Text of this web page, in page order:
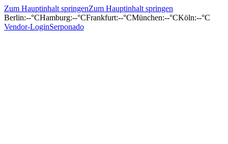
Zum Hauptinhalt springenZum Hauptinhalt springen
Berlin:--°CHamburg:--°CFrankfurt:--°CMünchen:--°CKöln:--°C
Vendor-LoginSerponado